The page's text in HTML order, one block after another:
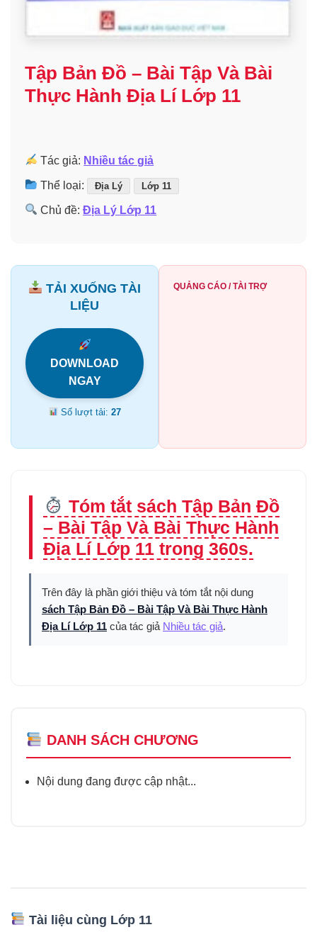
Tập Bản Đồ – Bài Tập Và Bài
Thực Hành Địa Lí Lớp 11
Tác giả: Nhiều tác giả
Thể loại: Địa Lý Lớp 11
Chủ đề:Địa Lý Lớp 11
TẢI XUỐNG TÀI
LIỆU
DOWNLOAD
NGAY
Số lượt tải:27
QUẢNG CÁO / TÀI TRỢ
Tóm tắt sách Tập Bản Đồ
– Bài Tập Và Bài Thực Hành
Địa Lí Lớp 11 trong 360s.
Trên đây là phần giới thiệu và tóm tắt nội dung
sách Tập Bản Đồ – Bài Tập Và Bài Thực Hành
Địa Lí Lớp 11 của tác giả Nhiều tác giả.
DANH SÁCH CHƯƠNG
Nội dung đang được cập nhật...
Tài liệu cùng Lớp 11